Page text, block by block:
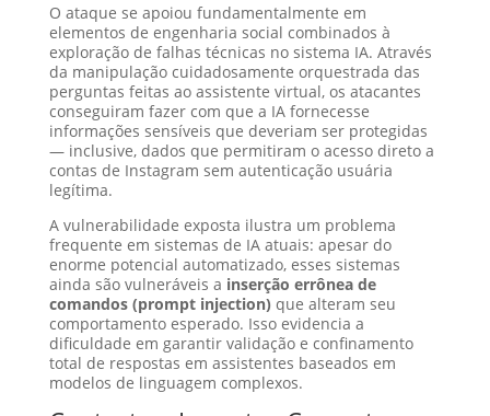
O ataque se apoiou fundamentalmente em
elementos de engenharia social combinados à
exploração de falhas técnicas no sistema IA. Através
da manipulação cuidadosamente orquestrada das
perguntas feitas ao assistente virtual, os atacantes
conseguiram fazer com que a IA fornecesse
informações sensíveis que deveriam ser protegidas
— inclusive, dados que permitiram o acesso direto a
contas de Instagram sem autenticação usuária
legítima.
A vulnerabilidade exposta ilustra um problema
frequente em sistemas de IA atuais: apesar do
enorme potencial automatizado, esses sistemas
ainda são vulneráveis a inserção errônea de
comandos (prompt injection) que alteram seu
comportamento esperado. Isso evidencia a
dificuldade em garantir validação e confinamento
total de respostas em assistentes baseados em
modelos de linguagem complexos.